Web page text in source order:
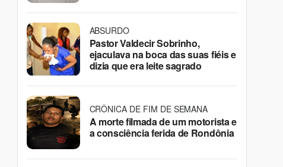
ABSURDO
Pastor Valdecir Sobrinho,
ejaculava na boca das suas fiéis e
dizia que era leite sagrado
CRÔNICA DE FIM DE SEMANA
A morte filmada de um motorista e
a consciência ferida de Rondônia